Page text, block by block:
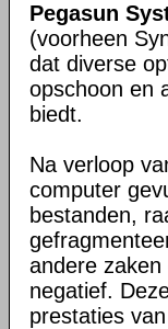
Pegasun
(voorheen
dat diverse
opschoon en
biedt.
Na verloop
computer
bestanden,
andere
negatief.
prestaties